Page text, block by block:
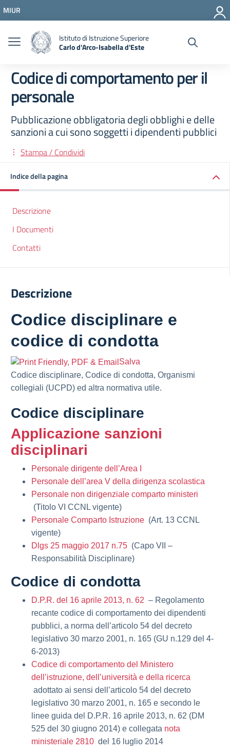
Vai al menu di navigazione
Vai al footer
MIUR
Istituto di Istruzione Superiore
Carlo d'Arco-Isabella d'Este
Codice di comportamento per il
personale
Pubblicazione obbligatoria degli obblighi e delle
sanzioni a cui sono soggetti i dipendenti pubblici
Stampa / Condividi
Indice della pagina
Descrizione
I Documenti
Contatti
Descrizione
Codice disciplinare e
codice di condotta
Salva
Codice disciplinare, Codice di condotta, Organismi
collegiali (UCPD) ed altra normativa utile.
Codice disciplinare
Applicazione sanzioni
disciplinari
Personale dirigente dell’Area I
Personale dell’area V della dirigenza scolastica
Personale non dirigenziale comparto ministeri
(Titolo VI CCNL vigente)
Personale Comparto Istruzione (Art. 13 CCNL
vigente)
Dlgs 25 maggio 2017 n.75 (Capo VII –
Responsabilità Disciplinare)
Codice di condotta
D.P.R. del 16 aprile 2013, n. 62 – Regolamento
recante codice di comportamento dei dipendenti
pubblici, a norma dell’articolo 54 del decreto
legislativo 30 marzo 2001, n. 165 (GU n.129 del 4-
6-2013)
Codice di comportamento del Ministero
dell’istruzione, dell’università e della ricerca
adottato ai sensi dell’articolo 54 del decreto
legislativo 30 marzo 2001, n. 165 e secondo le
linee guida del D.P.R. 16 aprile 2013, n. 62 (DM
525 del 30 giugno 2014) e collegata nota
ministeriale 2810 del 16 luglio 2014